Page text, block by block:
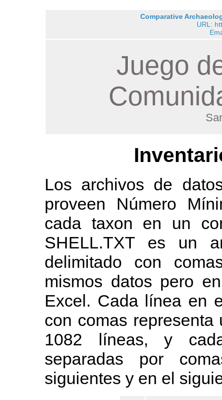
Comparative
URL:
Juego
Los archivos de
proveen Número
cada taxon en un
SHELL.TXT es un
delimitado con
mismos datos pero
Excel. Cada línea en
con comas
1082 líneas, y
separadas por
siguientes y en el